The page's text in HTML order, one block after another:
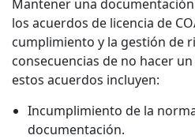
Mantener una
los acuerdos de licencia de
cumplimiento y la gestión de
consecuencias de no hacer
estos acuerdos incluyen:
Incumplimiento de la
documentación.